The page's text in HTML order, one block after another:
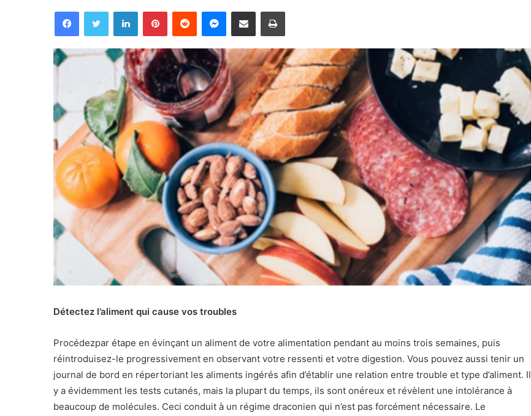
hasard.
FacebookTwitter LinkedinPinterestReddit Messenger
Partager par email Imprimer
Détectez l’aliment qui cause vos troubles
Procédezpar étape en évinçant un aliment de votre alimentation pendant au moins trois semaines, puis
réintroduisez-le progressivement en observant votre ressenti et votre digestion. Vous pouvez aussi tenir un
journal de bord en répertoriant les aliments ingérés afin d’établir une relation entre trouble et type d’aliment. Il
y a évidemment les tests cutanés, mais la plupart du temps, ils sont onéreux et révèlent une intolérance à
beaucoup de molécules. Ceci conduit à un régime draconien qui n’est pas forcément nécessaire. Le